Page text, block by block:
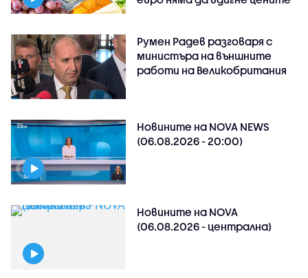
Румен Радев разговаря с
министъра на външните
работи на Великобритания
Новините на NOVA NEWS
(06.08.2026 - 20:00)
Новините на NOVA
(06.08.2026 - централна)